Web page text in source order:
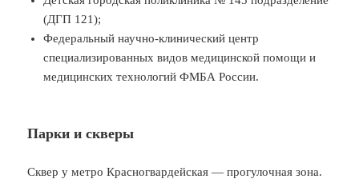
(ДГП 121);
Федеральный научно-клинический центр
специализированных видов медицинской помощи и
медицинских технологий ФМБА России.
Парки и скверы
Сквер у метро Красногвардейская — прогулочная зона.